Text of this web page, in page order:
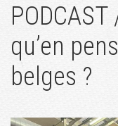
qu’en
belges ?